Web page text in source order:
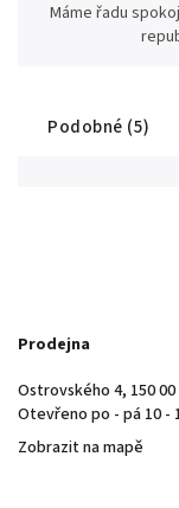
Máme řadu
Podobné (5)
Prodejna
Ostrovského 4, 150 00
Otevřeno po - pá 10 -
Zobrazit na mapě